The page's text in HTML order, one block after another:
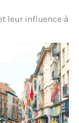
leur influence à